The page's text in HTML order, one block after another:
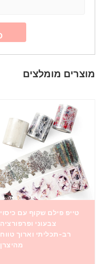
מוצרים מומלצים
טייפ פילם שקוף עם כיסוי
צבעוני ופרפורציה
רב-תכליתי וארוך טווח
מהיצרן